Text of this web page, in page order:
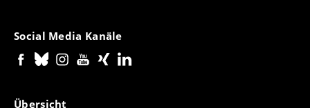
Social Media Kanäle
Übersicht